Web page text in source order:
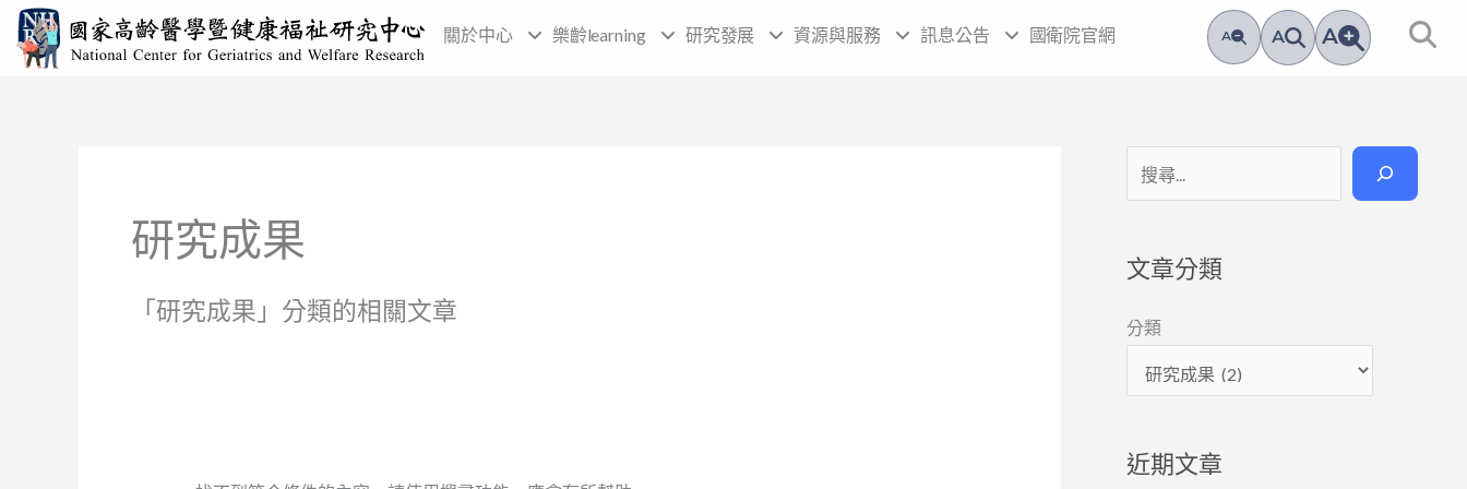
關於中心 樂齡learning 研究發展 資源與服務 訊息公告 國衛院官網 A A A
研究成果
「研究成果」分類的相關文章
關
鍵
尋
文章分類
分類
近期文章